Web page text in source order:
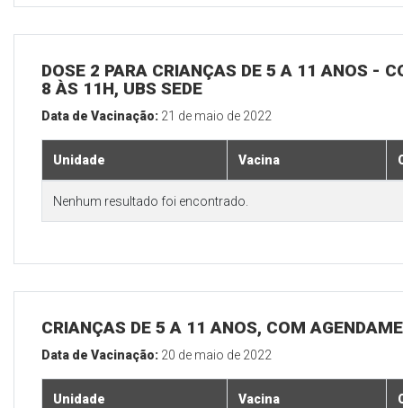
DOSE 2 PARA CRIANÇAS DE 5 A 11 ANOS -
8 ÀS 11H, UBS SEDE
Data de Vacinação: 21 de maio de 2022
Unidade Vacina
Nenhum resultado foi encontrado.
CRIANÇAS DE 5 A 11 ANOS, COM
Data de Vacinação: 20 de maio de 2022
Unidade Vacina